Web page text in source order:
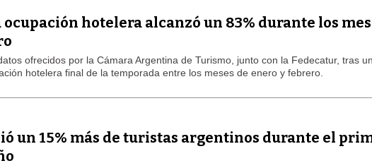
ocupación hotelera alcanzó un 83% durante los
ofrecidos por la Cámara Argentina de Turismo, junto con la Fedecatur, tras un
hotelera final de la temporada entre los meses de enero y febrero.
un 15% más de turistas argentinos durante el